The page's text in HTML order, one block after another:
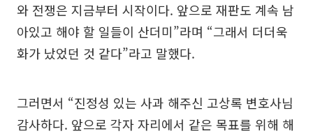
와 전쟁은 지금부터 시작이다. 앞으로 재판도 계속 남
아있고 해야 할 일들이 산더미”라며 “그래서 더더욱
화가 났었던 것 같다”라고 말했다.
그러면서 “진정성 있는 사과 해주신 고상록 변호사님
감사하다. 앞으로 각자 자리에서 같은 목표를 위해 해